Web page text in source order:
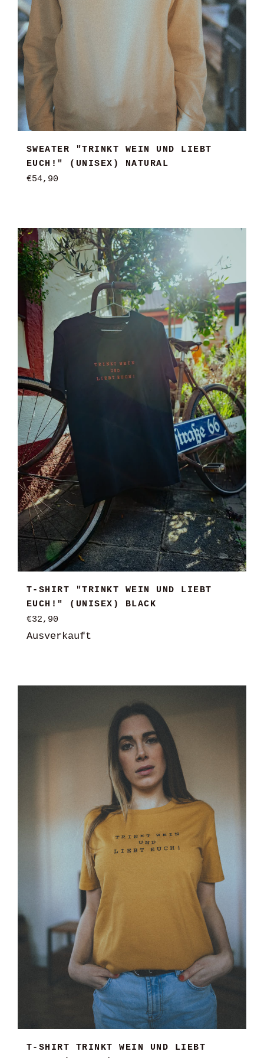
SWEATER "TRINKT WEIN UND LIEBT
EUCH!" (UNISEX) NATURAL
Normaler
€54,90
T-SHIRT "TRINKT WEIN UND LIEBT
EUCH!" (UNISEX) BLACK
Normaler
Preis
€32,90
Ausverkauft
T-SHIRT TRINKT WEIN UND LIEBT